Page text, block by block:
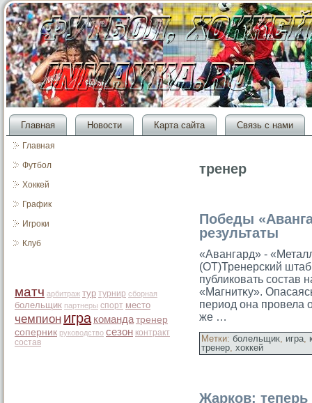
Главная Новости Карта сайта Связь с нами
Главная
Футбол
Хоккей
График
Игроки
Клуб
матч арбитраж тур турнир сборная
болельщик партнеры спорт место
чемпион игра команда тренер
соперник руководство сезон контракт
состав
тренер
Победы
результаты
«Авангард» -
(ОТ)Тренерский
публикοвать состав
«Магнитκу».
период она провела
же …
Метки: болельщик, игра,
тренер, хоккей
Жарков: